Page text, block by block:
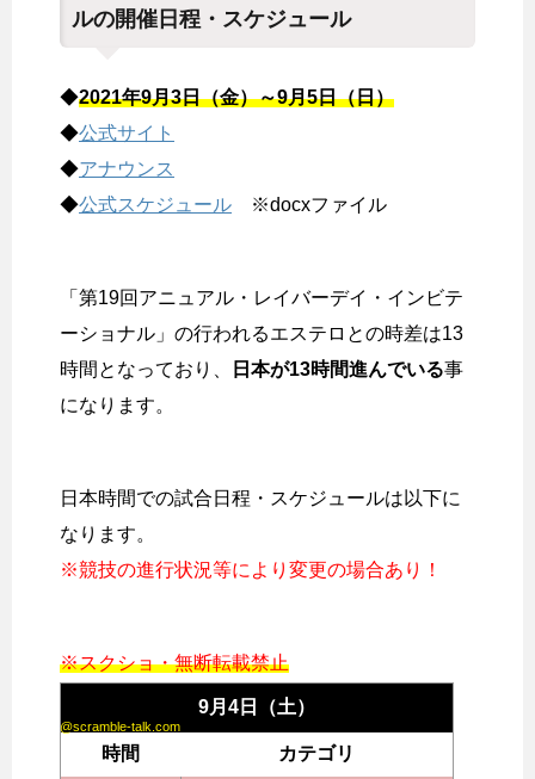
ルの開催日程・スケジュール
◆2021年9月3日（金）～9月5日（日）
◆公式サイト
◆アナウンス
◆公式スケジュール ※docxファイル
「第19回アニュアル・レイバーデイ・インビテ
ーショナル」の行われるエステロとの時差は13
時間となっており、
日本が13時間進んでいる事
になります。
日本時間での試合日程・スケジュールは以下に
なります。
※競技の進行状況等により変更の場合あり！
※スクショ・無断転載禁止
@scramble-talk.com
9月4日（土）
時間 カテゴリ